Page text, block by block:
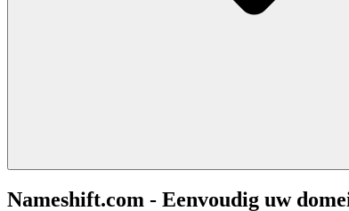
Nameshift.com - Eenvoudig uw